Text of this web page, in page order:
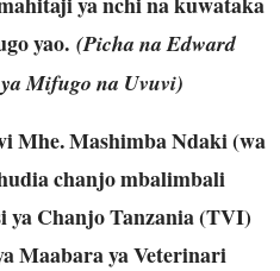
yao. (Picha na Edward
Mifugo na Uvuvi)
Mhe. Mashimba Ndaki (wa
chanjo mbalimbali
ya Chanjo Tanzania (TVI)
Maabara ya Veterinari